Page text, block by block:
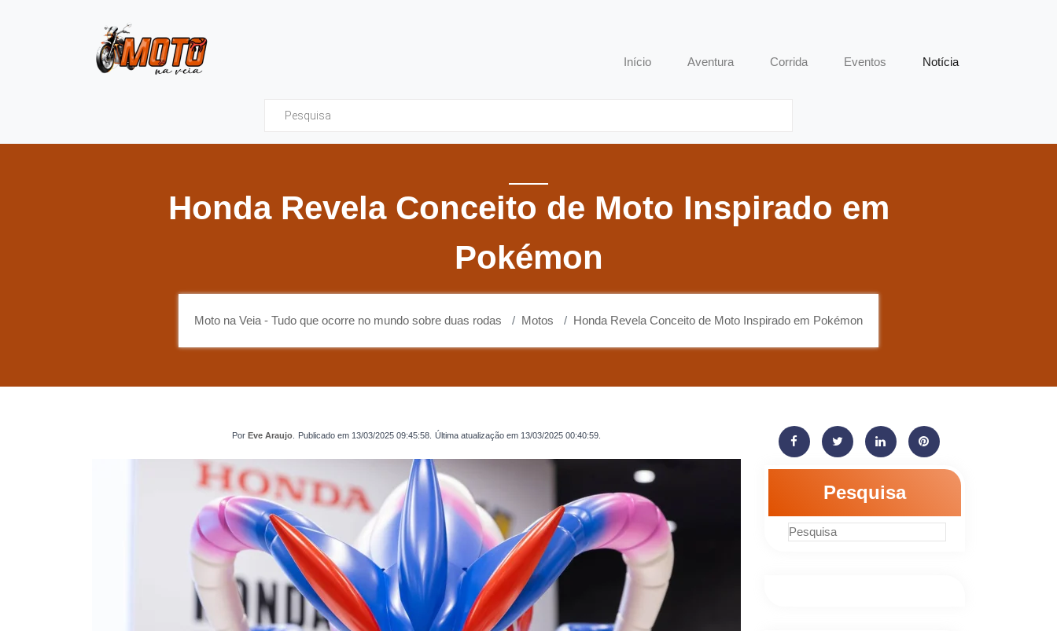
Início Aventura Corrida Eventos Notícia
Honda Revela Conceito de Moto Inspirado em
Pokémon
Moto na Veia - Tudo que ocorre no mundo sobre duas rodas Motos Honda Revela Conceito de Moto Inspirado em Pokémon
Por Eve Araujo Publicado em 13/03/2025 09:45:58 Última atualização em 13/03/2025 00:40:59
Pesquisa